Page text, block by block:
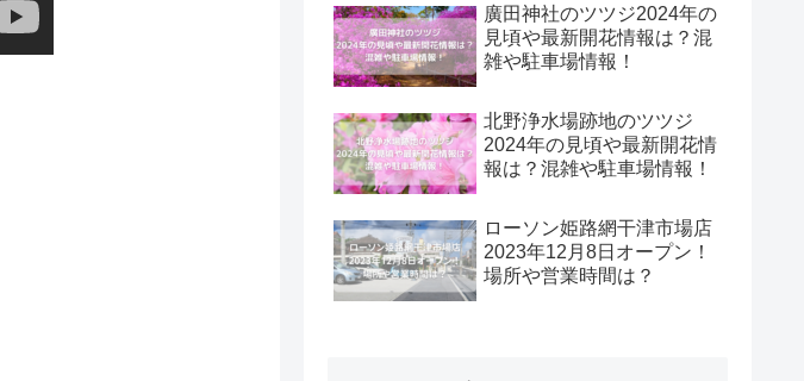
廣田神社のツツジ2024年の
見頃や最新開花情報は？混
雑や駐車場情報！
北野浄水場跡地のツツジ
2024年の見頃や最新開花情
報は？混雑や駐車場情報！
ローソン姫路網干津市場店
2023年12月8日オープン！
場所や営業時間は？